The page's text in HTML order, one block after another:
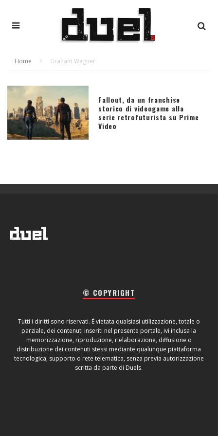
Home Graham Wagner
Fallout, da un franchise
storico di videogame alla
serie retrofuturista su Prime
Video
© COPYRIGHT
Tutti i diritti sono riservati. È vietata qualsiasi utilizzazione, totale o
parziale, dei contenuti inseriti nel presente portale, ivi inclusa la
memorizzazione, riproduzione, rielaborazione, diffusione o
distribuzione dei contenuti stessi mediante qualunque piattaforma
tecnologica, supporto o rete telematica, senza previa autorizzazione
scritta da parte di Duels.